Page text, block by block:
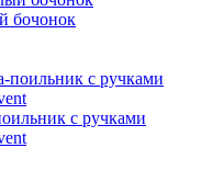
бочонок
с ручками